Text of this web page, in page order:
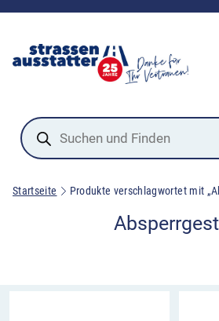
Products
search
Startseite Produkte verschlagwortet mit